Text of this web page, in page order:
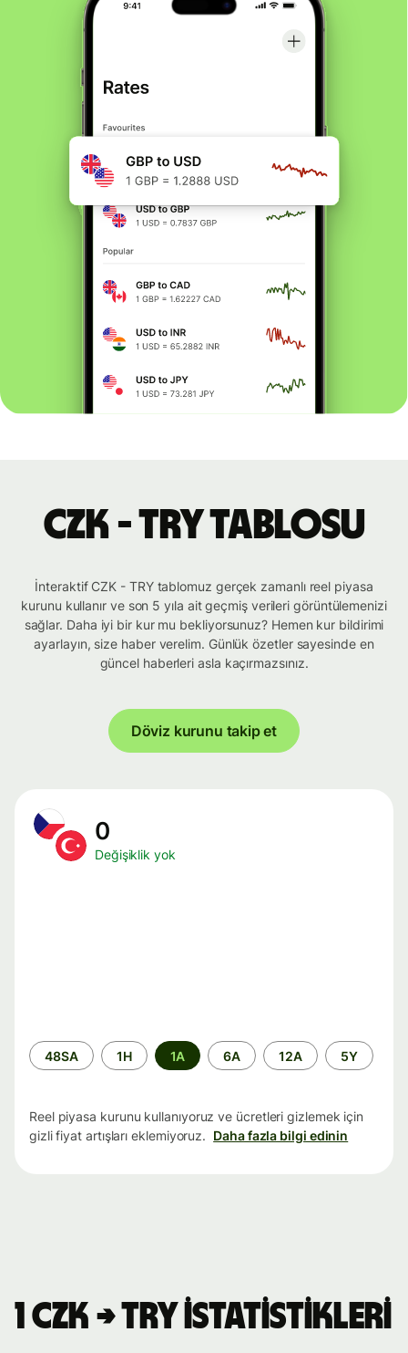
CZK - TRY tablosu
İnteraktif CZK - TRY tablomuz gerçek zamanlı reel piyasa
kurunu kullanır ve son 5 yıla ait geçmiş verileri görüntülemenizi
sağlar. Daha iyi bir kur mu bekliyorsunuz? Hemen kur bildirimi
ayarlayın, size haber verelim. Günlük özetler sayesinde en
güncel haberleri asla kaçırmazsınız.
Döviz kurunu takip et
0
Değişiklik yok
Zaman
aralığı
48SA 1H 1A 6A 12A 5Y
Reel piyasa kurunu kullanıyoruz ve ücretleri gizlemek için
gizli fiyat artışları eklemiyoruz. Daha fazla bilgi edinin
1 CZK → TRY istatistikleri